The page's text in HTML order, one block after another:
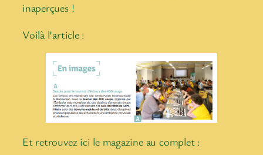
inaperçues !
Voilà l’article :
Et retrouvez ici le magazine au complet :